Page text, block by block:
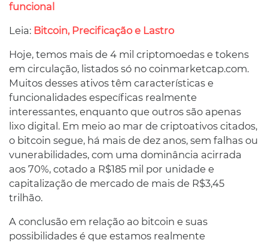
funcional
Leia: Bitcoin, Precificação e Lastro
Hoje, temos mais de 4 mil criptomoedas e tokens
em circulação, listados só no coinmarketcap.com.
Muitos desses ativos têm características e
funcionalidades específicas realmente
interessantes, enquanto que outros são apenas
lixo digital. Em meio ao mar de criptoativos citados,
o bitcoin segue, há mais de dez anos, sem falhas ou
vunerabilidades, com uma dominância acirrada
aos 70%, cotado a R$185 mil por unidade e
capitalização de mercado de mais de R$3,45
trilhão.
A conclusão em relação ao bitcoin e suas
possibilidades é que estamos realmente